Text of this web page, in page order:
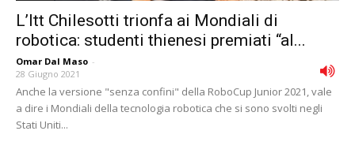
L’Itt Chilesotti trionfa ai Mondiali di
robotica: studenti thienesi premiati “al...
Omar Dal Maso -
28 Giugno 2021
Anche la versione "senza confini" della RoboCup Junior 2021, vale
a dire i Mondiali della tecnologia robotica che si sono svolti negli
Stati Uniti...